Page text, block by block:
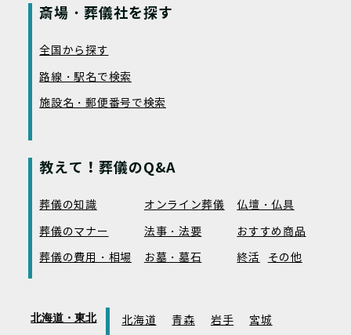
斎場・葬儀社を探す
全国から探す
路線・駅名で検索
施設名・郵便番号で検索
教えて！葬儀のQ&A
葬儀の知識 オンライン葬儀
仏壇・仏具
葬儀のマナー
法事・法要
おすすめ商品
葬儀の費用・相場
お墓・墓石 終活 その他
北海道・東北 北海道 青森 岩手
宮城